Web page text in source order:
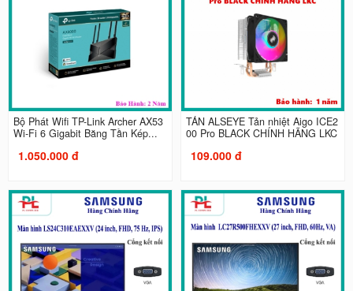
Bộ Phát Wifi TP-Link Archer AX53
Wi-Fi 6 Gigabit Băng Tần Kép...
1.050.000 đ
TẢN ALSEYE Tản nhiệt Aigo ICE2
00 Pro BLACK CHÍNH HÃNG LKC
109.000 đ